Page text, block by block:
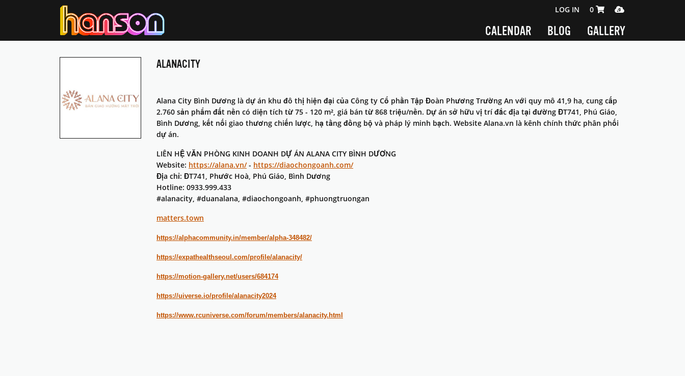
CALENDAR BLOG GALLERY
LOG IN SHOPPING CART 0 ITEMS
0 MEDIA PLAYER
ALANACITY
Alana City Bình Dương là dự án khu đô thị hiện đại của Công ty Cổ phần Tập Đoàn Phương Trường An với quy mô 41,9 ha, cung cấp
2.760 sản phẩm đất nền có diện tích từ 75 - 120 m², giá bán từ 868 triệu/nền. Dự án sở hữu vị trí đắc địa tại đường ĐT741, Phú Giáo,
Bình Dương, kết nối giao thương chiến lược, hạ tầng đồng bộ và pháp lý minh bạch. Website Alana.vn là kênh chính thức phân phối
dự án.
LIÊN HỆ VĂN PHÒNG KINH DOANH DỰ ÁN ALANA CITY BÌNH DƯƠNG
Website: https://alana.vn/- https://diaochongoanh.com/
Địa chỉ: ĐT741, Phước Hoà, Phú Giáo, Bình Dương
Hotline: 0933.999.433
#alanacity, #duanalana, #diaochongoanh, #phuongtruongan
matters.town
https://alphacommunity.in/member/alpha-348482/
https://expathealthseoul.com/profile/alanacity/
https://motion-gallery.net/users/684174
https://uiverse.io/profile/alanacity2024
https://www.rcuniverse.com/forum/members/alanacity.html